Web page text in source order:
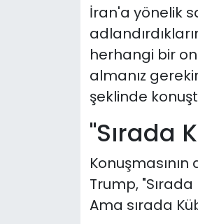
İran'a yönelik
herhangi bir
almanız
şeklinde
"Sırada
Trump,
Ama sırada